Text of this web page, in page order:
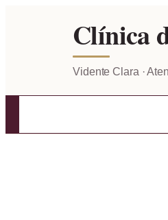
Clínica
Vidente Clara ·